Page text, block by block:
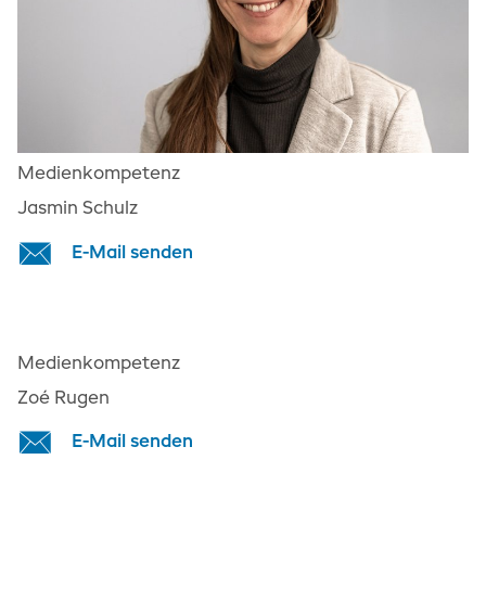
Medienkompetenz
Jasmin Schulz
E-Mail senden
Medienkompetenz
Zoé Rugen
E-Mail senden